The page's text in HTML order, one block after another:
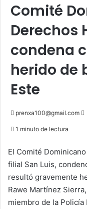
Comité
Derechos
condena
herido de
Este
prenxa100@gmail.com
1 minuto de lectura
El Comité
filial San Luis,
resultó gravemente
Rawe Martínez
miembro de la